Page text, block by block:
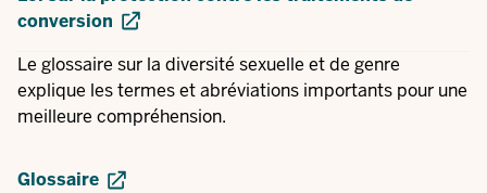
conversion
Le glossaire sur la diversité sexuelle et de genre
explique les termes et abréviations importants pour une
meilleure compréhension.
Glossaire